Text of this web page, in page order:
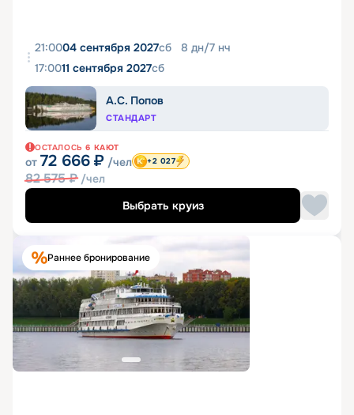
21:0004 сентября 2027сб 8 дн/7 нч
17:0011 сентября 2027сб
А.С. Попов
СТАНДАРТ
ОСТАЛОСЬ 6 КАЮТ
от 72 666 ₽ /чел
82 575₽ /чел
+2 027
Выбрать круиз
Раннее бронирование